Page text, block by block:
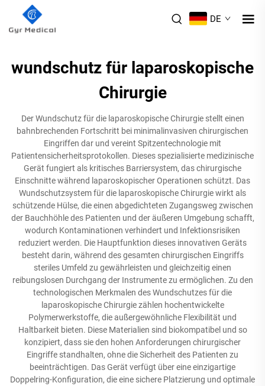
DE
wundschutz für laparoskopische
Chirurgie
Der Wundschutz für die laparoskopische Chirurgie stellt einen
bahnbrechenden Fortschritt bei minimalinvasiven chirurgischen
Eingriffen dar und vereint Spitzentechnologie mit
Patientensicherheitsprotokollen. Dieses spezialisierte medizinische
Gerät fungiert als kritisches Barriersystem, das chirurgische
Einschnitte während laparoskopischer Operationen schützt. Das
Wundschutzsystem für die laparoskopische Chirurgie wirkt als
schützende Hülse, die einen abgedichteten Zugangsweg zwischen
der Bauchhöhle des Patienten und der äußeren Umgebung schafft,
wodurch Kontaminationen verhindert und Infektionsrisiken
reduziert werden. Die Hauptfunktion dieses innovativen Geräts
besteht darin, während des gesamten chirurgischen Eingriffs
steriles Umfeld zu gewährleisten und gleichzeitig einen
reibungslosen Durchgang der Instrumente zu ermöglichen. Zu den
technologischen Merkmalen des Wundschutzes für die
laparoskopische Chirurgie zählen hochentwickelte
Polymerwerkstoffe, die außergewöhnliche Flexibilität und
Haltbarkeit bieten. Diese Materialien sind biokompatibel und so
konzipiert, dass sie den hohen Anforderungen chirurgischer
Eingriffe standhalten, ohne die Sicherheit des Patienten zu
beeinträchtigen. Das Gerät verfügt über eine einzigartige
Doppelring-Konfiguration, die eine sichere Platzierung und optimale